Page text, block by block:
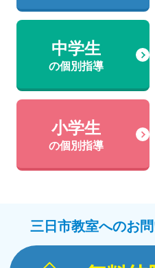
中学生
の個別指導
小学生
の個別指導
三日市教室へのお